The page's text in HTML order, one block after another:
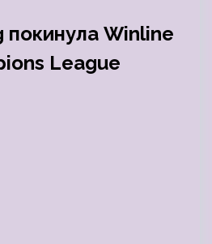
покинула Winline
League